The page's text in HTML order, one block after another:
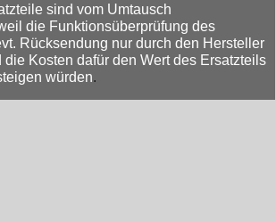
sind vom Umtausch
die Funktionsüberprüfung des
Rücksendung nur durch den Hersteller
die Kosten dafür den Wert des Ersatzteils
würden.